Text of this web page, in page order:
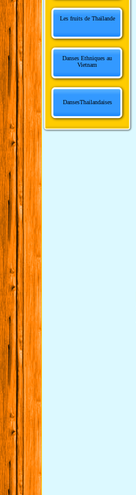
Les fruits de Thaïlande
Danses Ethniques au
Vietnam
DansesThailandaises